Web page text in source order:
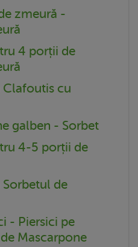
zmeură -
4 porții de
Clafoutis cu
galben - Sorbet
4-5 porții de
Sorbetul de
- Piersici pe
Mascarpone